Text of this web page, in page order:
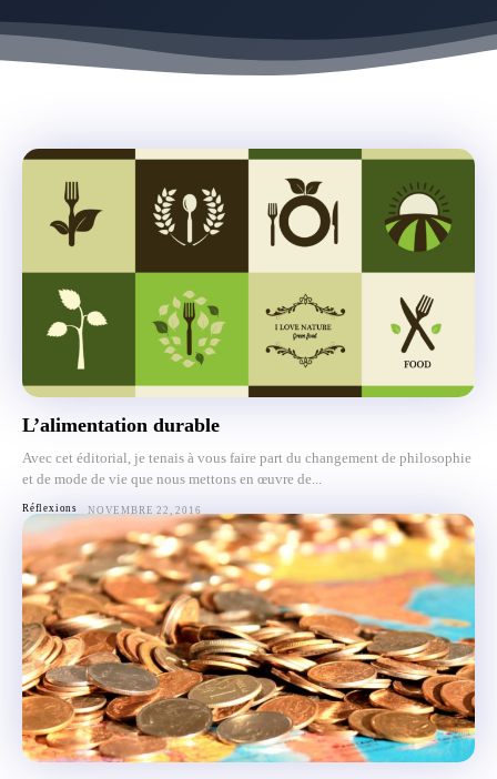
L’alimentation durable
Avec cet éditorial, je tenais à vous faire part du changement de philosophie
et de mode de vie que nous mettons en œuvre de...
Réflexions NOVEMBRE 22, 2016